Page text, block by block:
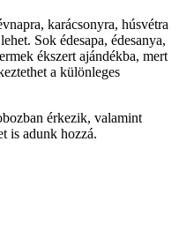
karácsonyra, húsvétra
Sok édesapa, édesanya,
ékszert ajándékba, mert
a különleges
érkezik, valamint
is adunk hozzá.